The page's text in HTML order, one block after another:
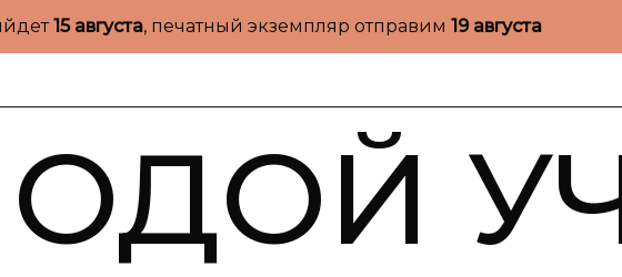
15 августа, печатный экземпляр отправим 19 августа